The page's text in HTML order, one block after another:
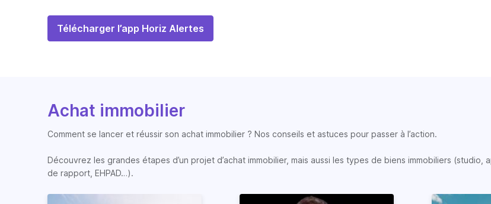
Télécharger l’app Horiz Alertes
Achat immobilier
Comment se lancer et réussir son achat immobilier ? Nos conseils et astuces pour passer à l’action.
Découvrez les grandes étapes d’un projet d’achat immobilier, mais aussi les types de biens immobiliers
de rapport, EHPAD…).